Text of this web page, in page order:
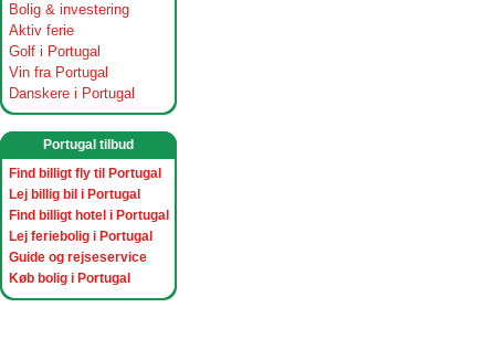
Bolig & investering
Aktiv ferie
Golf i Portugal
Vin fra Portugal
Danskere i Portugal
Portugal tilbud
Find billigt fly til Portugal
Lej billig bil i Portugal
Find billigt hotel i Portugal
Lej feriebolig i Portugal
Guide og rejseservice
Køb bolig i Portugal